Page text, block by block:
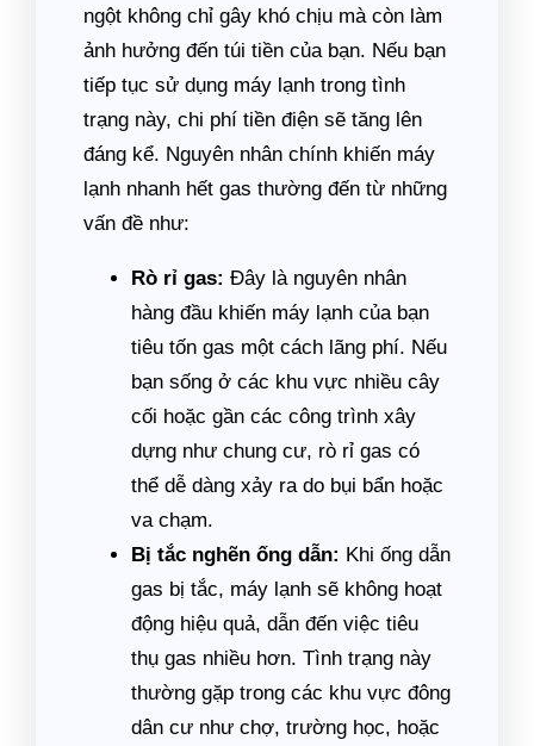
ngột không chỉ gây khó chịu mà còn làm
ảnh hưởng đến túi tiền của bạn. Nếu bạn
tiếp tục sử dụng máy lạnh trong tình
trạng này, chi phí tiền điện sẽ tăng lên
đáng kể. Nguyên nhân chính khiến máy
lạnh nhanh hết gas thường đến từ những
vấn đề như:
Rò rỉ gas: Đây là nguyên nhân
hàng đầu khiến máy lạnh của bạn
tiêu tốn gas một cách lãng phí. Nếu
bạn sống ở các khu vực nhiều cây
cối hoặc gần các công trình xây
dựng như chung cư, rò rỉ gas có
thể dễ dàng xảy ra do bụi bẩn hoặc
va chạm.
Bị tắc nghẽn ống dẫn: Khi ống dẫn
gas bị tắc, máy lạnh sẽ không hoạt
động hiệu quả, dẫn đến việc tiêu
thụ gas nhiều hơn. Tình trạng này
thường gặp trong các khu vực đông
dân cư như chợ, trường học, hoặc